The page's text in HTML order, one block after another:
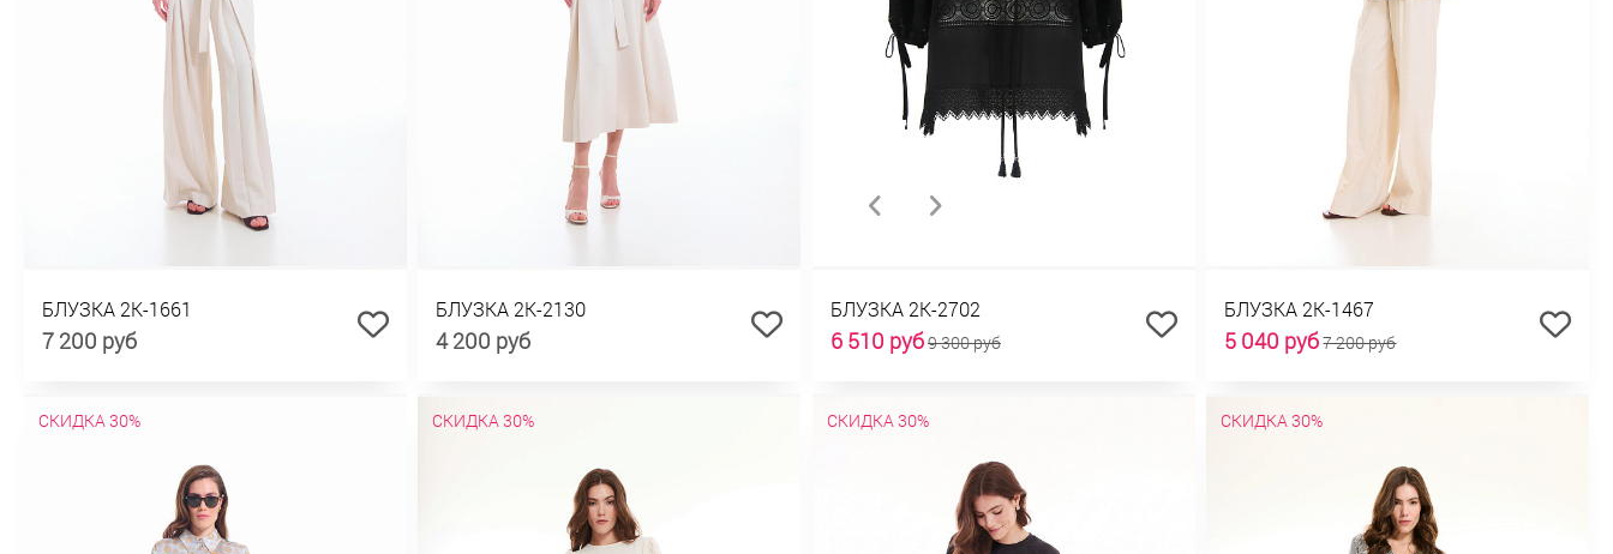
БЛУЗКА 2К-1661
7 200 руб
БЛУЗКА 2К-2130
4 200 руб
БЛУЗКА 2К-2702
6 510 руб9 300 руб
БЛУЗКА 2К-1467
5 040 руб7 200 руб
СКИДКА 30% СКИДКА 30% СКИДКА 30% СКИДКА 30%